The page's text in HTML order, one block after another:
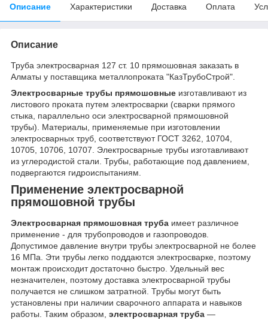
Описание Характеристики Доставка Оплата
Описание
Труба электросварная 127 ст. 10 прямошовная заказать в
Алматы у поставщика металлопроката "КазТрубоСтрой".
Электросварные трубы прямошовные изготавливают из
листового проката путем электросварки (сварки прямого
стыка, параллельно оси электросварной прямошовной
трубы). Материалы, применяемые при изготовлении
электросварных труб, соответствуют ГОСТ 3262, 10704,
10705, 10706, 10707. Электросварные трубы изготавливают
из углеродистой стали. Трубы, работающие под давлением,
подвергаются гидроиспытаниям.
Применение электросварной
прямошовной трубы
Электросварная прямошовная труба имеет различное
применение - для трубопроводов и газопроводов.
Допустимое давление внутри трубы электросварной не более
16 МПа. Эти трубы легко поддаются электросварке, поэтому
монтаж происходит достаточно быстро. Удельный вес
незначителен, поэтому доставка электросварной трубы
получается не слишком затратной. Трубы могут быть
установлены при наличии сварочного аппарата и навыков
работы. Таким образом, электросварная труба —